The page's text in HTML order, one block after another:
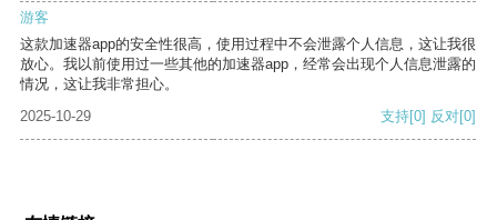
游客
这款加速器app的安全性很高，使用过程中不会泄露个人信息，这让我很
放心。我以前使用过一些其他的加速器app，经常会出现个人信息泄露的
情况，这让我非常担心。
2025-10-29
支持[0] 反对[0]